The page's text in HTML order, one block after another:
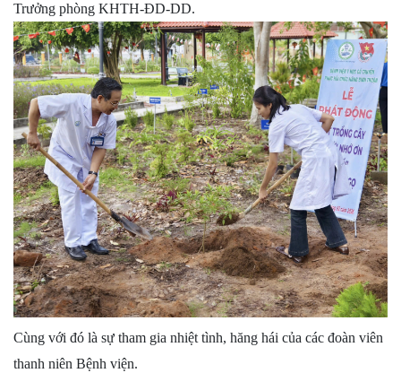
Trưởng phòng KHTH-ĐD-DD.
Cùng với đó là sự tham gia nhiệt tình, hăng hái của các đoàn viên
thanh niên Bệnh viện.